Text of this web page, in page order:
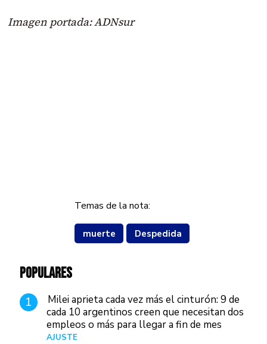
Imagen portada: ADNsur
Temas de la nota:
muerte Despedida
POPULARES
1
Milei aprieta cada vez más el cinturón: 9 de
cada 10 argentinos creen que necesitan dos
empleos o más para llegar a fin de mes
AJUSTE